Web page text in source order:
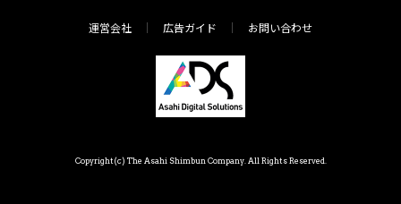
運営会社 広告ガイド お問い合わせ
Copyright(c) The Asahi Shimbun Company. All Rights Reserved.